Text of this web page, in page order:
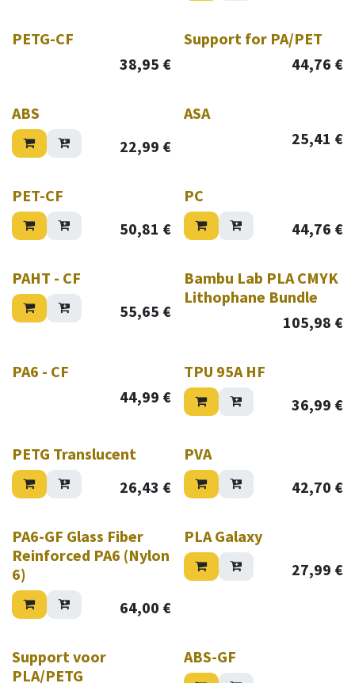
PETG-CF
38,95 €
Support for PA/PET
44,76 €
ABS
22,99 €
ASA
25,41 €
PET-CF
50,81 €
PC
44,76 €
PAHT - CF
55,65 €
Bambu Lab PLA CMYK
Lithophane Bundle
105,98 €
PA6 - CF
44,99 €
TPU 95A HF
36,99 €
PETG Translucent
26,43 €
PVA
42,70 €
PA6-GF Glass Fiber
Reinforced PA6 (Nylon
6)
64,00 €
PLA Galaxy
27,99 €
Support voor
PLA/PETG
ABS-GF